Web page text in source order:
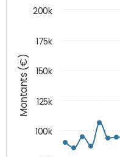
Montants (€)
100k
125k
150k
175k
200k